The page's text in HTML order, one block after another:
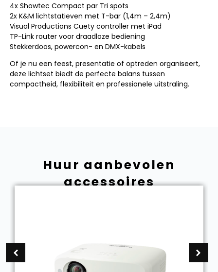
4x Showtec Compact par Tri spots
2x K&M lichtstatieven met T-bar (1,4m – 2,4m)
Visual Productions Cuety controller met iPad
TP-Link router voor draadloze bediening
Stekkerdoos, powercon- en DMX-kabels
Of je nu een feest, presentatie of optreden organiseert,
deze lichtset biedt de perfecte balans tussen
compactheid, flexibiliteit en professionele uitstraling.
Huur aanbevolen
accessoires